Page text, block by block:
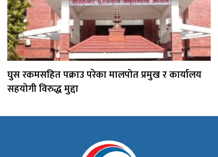
घुस रकमसहित पक्राउ परेका मालपोत प्रमुख र कार्यालय
सहयोगी विरुद्ध मुद्दा